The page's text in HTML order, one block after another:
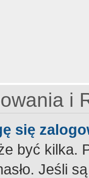
i
się
być kilka.
Jeśli